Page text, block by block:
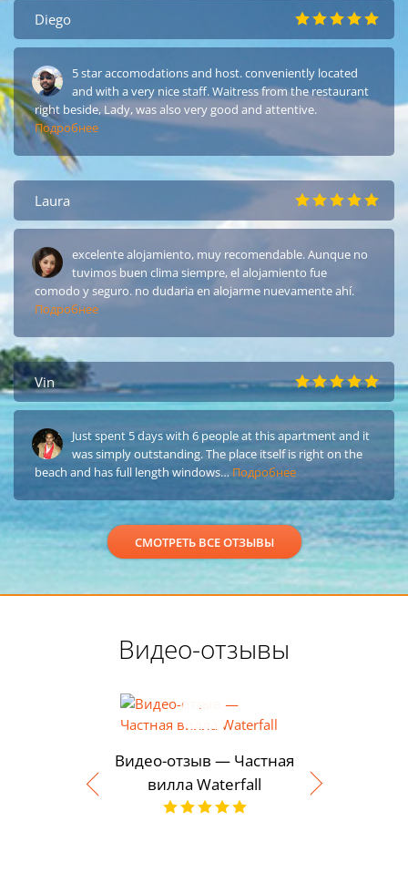
Diego
5 star accomodations and host. conveniently located
and with a very nice staff. Waitress from the restaurant
right beside, Lady, was also very good and attentive.
Подробнее
Laura
excelente alojamiento, muy recomendable. Aunque no
tuvimos buen clima siempre, el alojamiento fue
comodo y seguro. no dudaria en alojarme nuevamente ahí.
Подробнее
Vin
Just spent 5 days with 6 people at this apartment and it
was simply outstanding. The place itself is right on the
beach and has full length windows… Подробнее
СМОТРЕТЬ ВСЕ ОТЗЫВЫ
Видео-отзывы
Видео-отзыв — Частная
вилла Waterfall